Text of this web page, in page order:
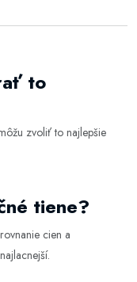
to
zvoliť to najlepšie
tiene?
cien a